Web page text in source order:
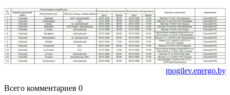
mogilev.energo.by
Всего комментариев 0